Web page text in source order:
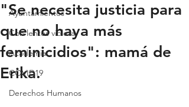
Ayuntamientos
Con lentes violeta
Academia
COVID19
Derechos Humanos
"Se necesita justicia para
que no haya más
feminicidios": mamá de
Erika.